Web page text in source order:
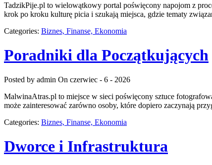
TadzikPije.pl to wielowątkowy portal poświęcony napojom z
krok po kroku kulturę picia i szukają miejsca, gdzie tematy
Categories: Biznes, Finanse, Ekonomia
Poradniki dla Początkujących
Posted by admin On czerwiec - 6 - 2026
MalwinaAtras.pl to miejsce w sieci poświęcony sztuce
może zainteresować zarówno osoby, które dopiero zaczynają
Categories: Biznes, Finanse, Ekonomia
Dworce i Infrastruktura